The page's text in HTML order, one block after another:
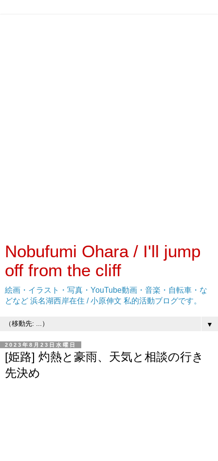
Nobufumi Ohara / I'll jump
off from the cliff
絵画・イラスト・写真・YouTube動画・音楽・自転車・な
どなど 浜名湖西岸在住 / 小原伸文 私的活動ブログです。
▼
2023年8月23日水曜日
[姫路] 灼熱と豪雨、天気と相談の行き
先決め